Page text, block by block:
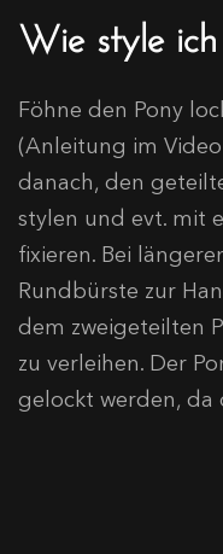
Wie style
Föhne den Pony
(Anleitung im
danach, den
stylen und evt. mit
fixieren. Bei
Rundbürste zur
dem zweigeteilten
zu verleihen. Der
gelockt werden, da